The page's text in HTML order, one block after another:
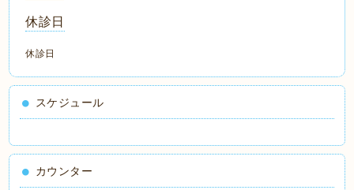
休診日
休診日
スケジュール
カウンター